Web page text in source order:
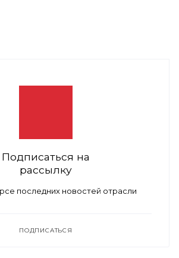
Подписаться на
рассылку
последних новостей отрасли
ПОДПИСАТЬСЯ